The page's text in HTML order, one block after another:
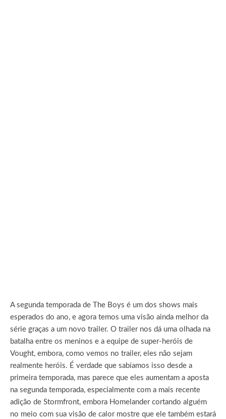
A segunda temporada de The Boys é um dos shows mais
esperados do ano, e agora temos uma visão ainda melhor da
série graças a um novo trailer. O trailer nos dá uma olhada na
batalha entre os meninos e a equipe de super-heróis de
Vought, embora, como vemos no trailer, eles não sejam
realmente heróis. É verdade que sabíamos isso desde a
primeira temporada, mas parece que eles aumentam a aposta
na segunda temporada, especialmente com a mais recente
adição de Stormfront, embora Homelander cortando alguém
no meio com sua visão de calor mostre que ele também estará